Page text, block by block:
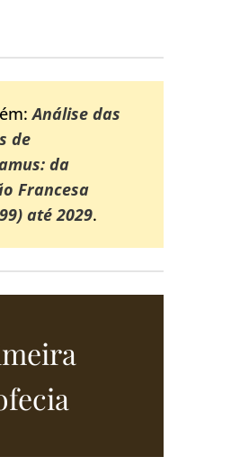
Análise das
de
da
Francesa
até 2029.